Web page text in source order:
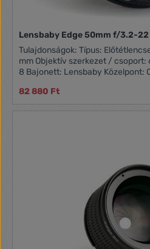
Tulajdonságok: Típus: Előtétlencse Szűrőmenet mérete: 46
mm Objektív szerkezet / csoport: 6 Objektív szerkezet / tag:
8 Bajonett: Lensbaby Közelpont: 0,16 m Méret: 4,76 x 5,4 mm
82 880 Ft